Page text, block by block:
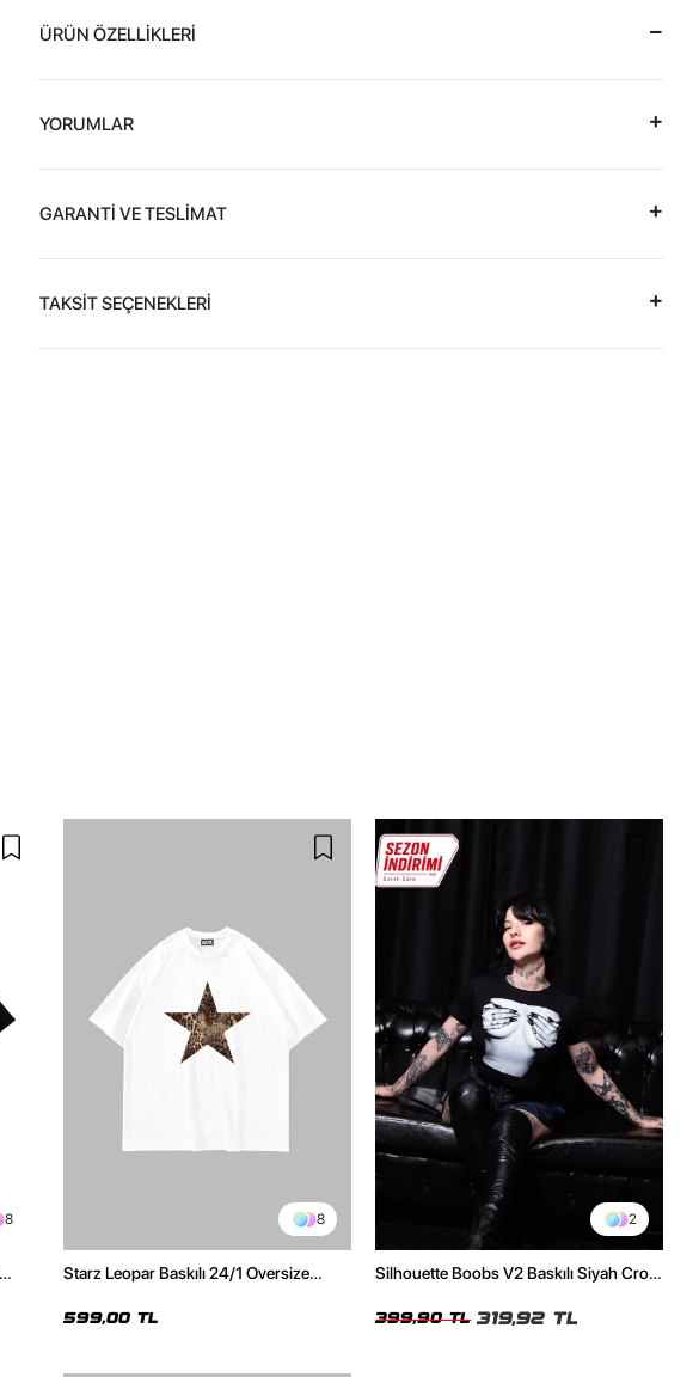
ÜRÜN ÖZELLİKLERİ
YORUMLAR
GARANTİ VE TESLİMAT
TAKSİT SEÇENEKLERİ
8 8
Starz Leopar Baskılı 24/1 Oversize
599,00 TL
2
Silhouette Boobs V2 Baskılı Siyah Crop
399,90 TL 319,92 TL